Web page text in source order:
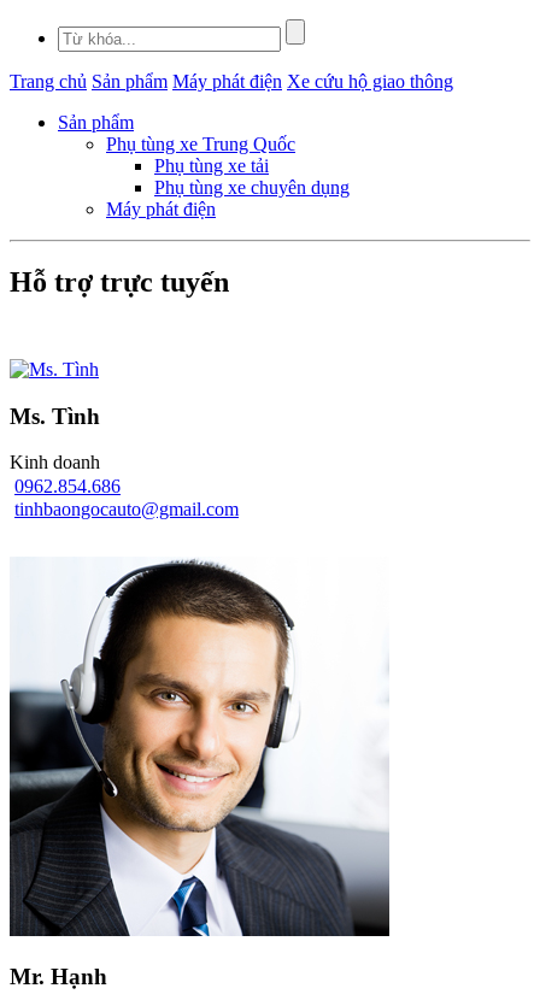
Trang chủ Sản phẩm Máy phát điện Xe cứu hộ giao thông
Sản phẩm
Phụ tùng xe Trung Quốc
Phụ tùng xe tải
Phụ tùng xe chuyên dụng
Máy phát điện
Hỗ trợ trực tuyến
Ms. Tình
Kinh doanh
0962.854.686
tinhbaongocauto@gmail.com
Mr. Hạnh